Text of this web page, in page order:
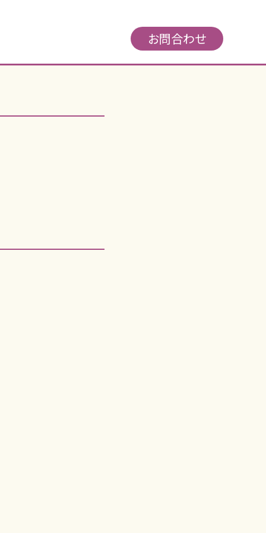
お問合わせ